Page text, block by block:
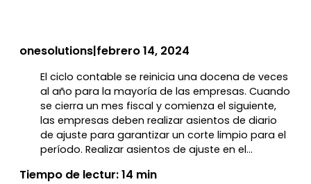
onesolutions|febrero 14, 2024
El ciclo contable se reinicia una docena de veces
al año para la mayoría de las empresas. Cuando
se cierra un mes fiscal y comienza el siguiente,
las empresas deben realizar asientos de diario
de ajuste para garantizar un corte limpio para el
período. Realizar asientos de ajuste en el…
Tiempo de lectur: 14 min